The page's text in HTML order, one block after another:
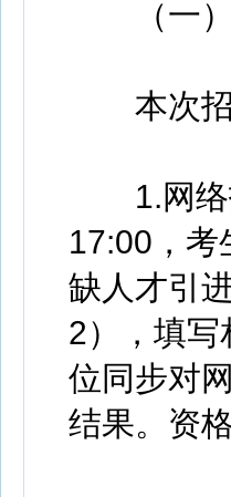
（一）
本次招
1.网络报
17:00，考
缺人才引
2），填写
位同步对
结果。资